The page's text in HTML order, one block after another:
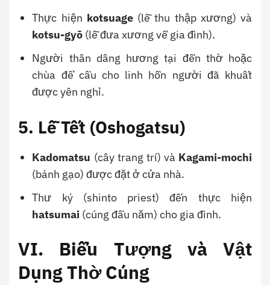
Thực hiện kotsuage(lễ thu thập xương) và
kotsu-gyō (lễ đưa xương về gia đình).
Người thân dâng hương tại đền thờ hoặc
chùa để cầu cho linh hồn người đã khuất
được yên nghỉ.
5. Lễ Tết (Oshogatsu)
Kadomatsu (cây trang trí) và Kagami-mochi
(bánh gạo) được đặt ở cửa nhà.
Thư ký (shinto priest) đến thực hiện
hatsumai (cúng đầu năm) cho gia đình.
VI. Biểu Tượng và Vật
Dụng Thờ Cúng